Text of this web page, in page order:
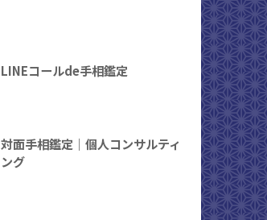
LINEコールde手相鑑定
対面手相鑑定｜個人コンサルティ
ング